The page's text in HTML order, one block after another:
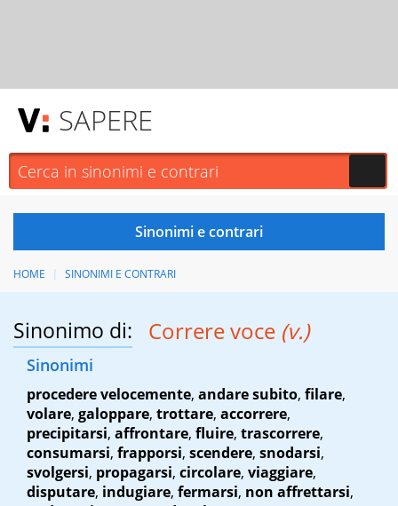
SAPERE
HOME SINONIMI E CONTRARI
Sinonimo di: Correre voce (v.)
Sinonimi
procedere velocemente, andare subito, filare,
volare, galoppare, trottare, accorrere,
precipitarsi, affrontare, fluire, trascorrere,
consumarsi, frapporsi, scendere, snodarsi,
svolgersi, propagarsi, circolare, viaggiare,
disputare, indugiare, fermarsi, non affrettarsi,